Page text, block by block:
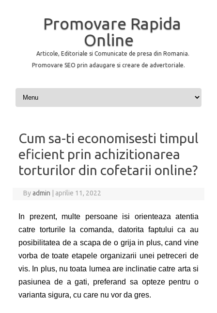
Promovare Rapida
Online
Articole, Editoriale si Comunicate de presa din Romania.
Promovare SEO prin adaugare si creare de advertoriale.
Skip to content
Cum sa-ti economisesti timpul
eficient prin achizitionarea
torturilor din cofetarii online?
Byadmin aprilie 11, 2022
In prezent, multe persoane isi orienteaza atentia
catre torturile la comanda, datorita faptului ca au
posibilitatea de a scapa de o grija in plus, cand vine
vorba de toate etapele organizarii unei petreceri de
vis. In plus, nu toata lumea are inclinatie catre arta si
pasiunea de a gati, preferand sa opteze pentru o
varianta sigura, cu care nu vor da gres.